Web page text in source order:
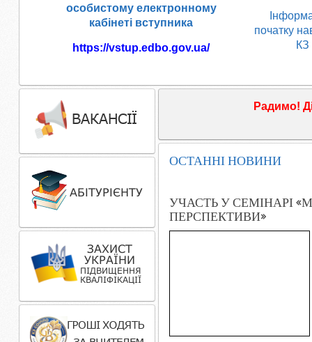
особистому електронному
кабінеті вступника
https://vstup.edbo.gov.ua/
початку
Радимо!
ОСТАННІ НОВИНИ
УЧАСТЬ У СЕМІНАРІ
ПЕРСПЕКТИВИ»